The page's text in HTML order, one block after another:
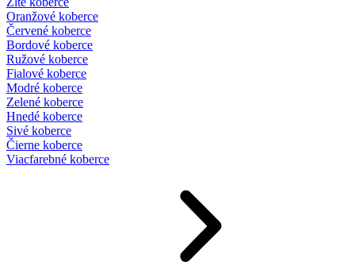
Oranžové koberce
Červené koberce
Bordové koberce
Ružové koberce
Fialové koberce
Modré koberce
Zelené koberce
Hnedé koberce
Sivé koberce
Čierne koberce
Viacfarebné koberce